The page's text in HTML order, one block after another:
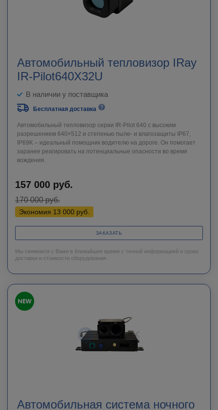
Автомобильный тепловизор IRay
IR-Pilot640X32U
В наличии у поставщика
Бесплатная доставка
Автомобильный тепловизор серии IR-Pilot 640 с высоким
разрешением 640×512 и степенью пыле- и влагозащиты IP67,
IP69K – идеальный помощник водителю на дороге. Он помогает
заранее реагировать на потенциальные опасности во время
вождения.
157 000 руб.
170 000руб.
Экономия 13 000 руб.
ЗАКАЗАТЬ
Мы свяжемся с Вами в ближайшее время с точной информацией о сроке
доставки и стоимости оборудования.
Автомобильная система ночного